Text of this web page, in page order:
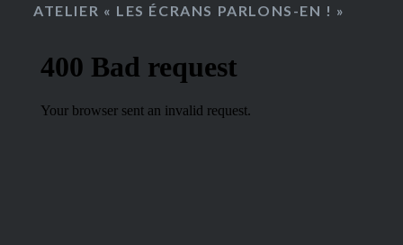
ATELIER « LES ÉCRANS PARLONS-EN ! »